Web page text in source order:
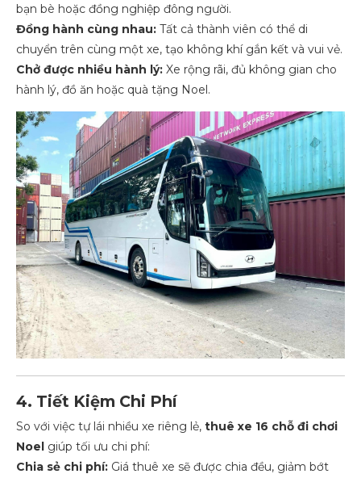
bạn bè hoặc đồng nghiệp đông người.
Đồng hành cùng nhau: Tất cả thành viên có thể di
chuyển trên cùng một xe, tạo không khí gắn kết và vui vẻ.
Chở được nhiều hành lý: Xe rộng rãi, đủ không gian cho
hành lý, đồ ăn hoặc quà tặng Noel.
4. Tiết Kiệm Chi Phí
So với việc tự lái nhiều xe riêng lẻ, thuê xe 16 chỗ đi chơi
Noel giúp tối ưu chi phí:
Chia sẻ chi phí: Giá thuê xe sẽ được chia đều, giảm bớt